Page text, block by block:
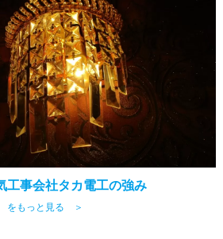
工事会社タカ電工の強み
をもっと見る ＞